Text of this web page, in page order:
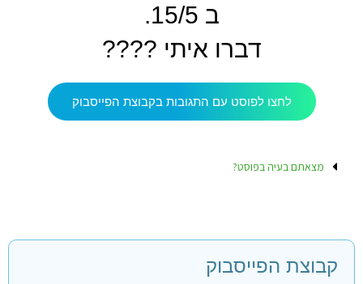
ב 15/5.
דברו איתי ????
לחצו לפוסט עם התגובות בקבוצת הפייסבוק
מצאתם בעיה בפוסט?
קבוצת הפייסבוק